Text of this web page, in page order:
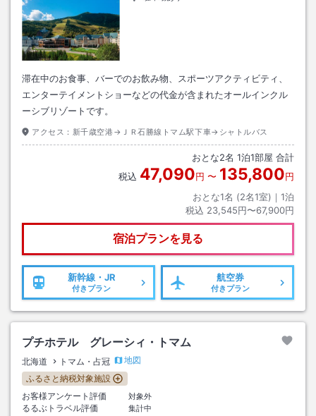
滞在中のお食事、バーでのお飲み物、スポーツアクティビティ、
エンターテイメントショーなどの代金が含まれたオールインクル
ーシブリゾートです。
アクセス： 新千歳空港→ＪＲ石勝線トマム駅下車→シャトルバス
おとな2名 1泊1部屋 合計
税込 47,090円 〜 135,800円
おとな1名 (2名1室)｜ 1泊
税込 23,545円〜67,900円
宿泊プランを見る
新幹線・JR
付きプラン
航空券
付きプラン
プチホテル グレーシィ・トマム
北海道 トマム・占冠
地図
ふるさと納税対象施設
お客様アンケート評価
対象外
るるぶトラベル評価 集計中